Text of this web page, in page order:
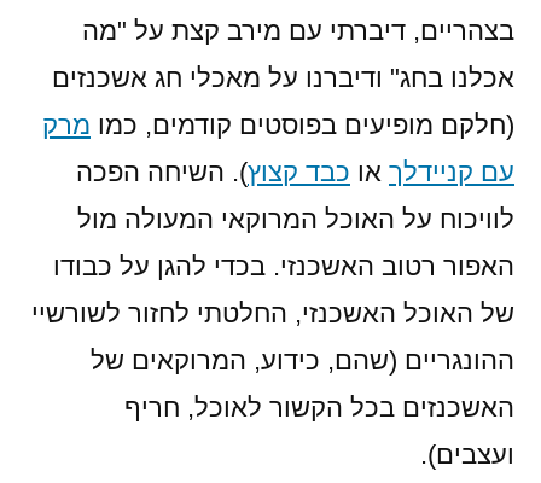
בצהריים, דיברתי עם מירב קצת על "מה
אכלנו בחג" ודיברנו על מאכלי חג אשכנזים
(חלקם מופיעים בפוסטים קודמים, כמו מרק
עם קניידלך או כבד קצוץ). השיחה הפכה
לוויכוח על האוכל המרוקאי המעולה מול
האפור רטוב האשכנזי. בכדי להגן על כבודו
של האוכל האשכנזי, החלטתי לחזור לשורשיי
ההונגריים (שהם, כידוע, המרוקאים של
האשכנזים בכל הקשור לאוכל, חריף
ועצבים).